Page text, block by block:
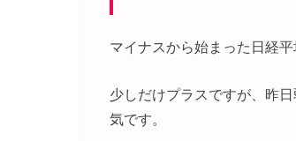
マイナスから始まった日経
少しだけプラスですが、昨
気です。